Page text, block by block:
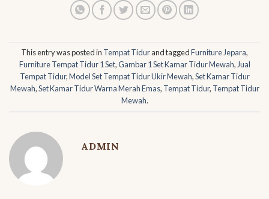
This entry was posted in Tempat Tidurand taggedFurniture Jepara,
Furniture Tempat Tidur 1 Set,Gambar 1 Set Kamar Tidur Mewah, Jual
Tempat Tidur,Model Set Tempat Tidur Ukir Mewah,Set Kamar Tidur
Mewah,Set Kamar Tidur Warna Merah Emas, Tempat Tidur, Tempat Tidur
Mewah.
ADMIN